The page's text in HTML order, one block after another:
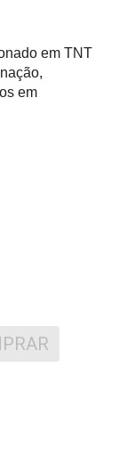
em TNT
em